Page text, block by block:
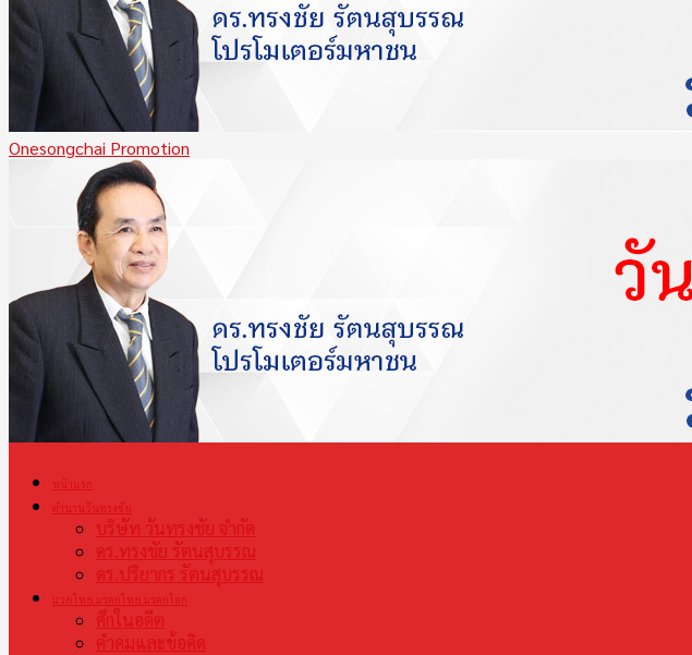
Onesongchai Promotion
หน้าแรก
ตำนานวันทรงชัย
บริษัท วันทรงชัย จำกัด
ดร.ทรงชัย รัตนสุบรรณ
ดร.ปริยากร รัตนสุบรรณ
มวยไทย มรดกไทย มรดกโลก
ศึกในอดีต
คำคมและข้อคิด